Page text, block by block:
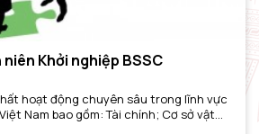
Khởi nghiệp BSSC
hoạt động chuyên sâu trong lĩnh vực
Nam bao gồm: Tài chính; Cơ sở vật